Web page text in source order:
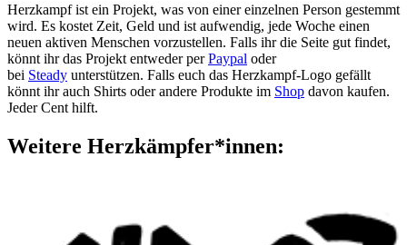
Herzkampf ist ein Projekt, was von einer einzelnen Person gestemmt
wird. Es kostet Zeit, Geld und ist aufwendig, jede Woche einen
neuen aktiven Menschen vorzustellen. Falls ihr die Seite gut findet,
könnt ihr das Projekt entweder perPaypal oder
bei Steady unterstützen. Falls euch das Herzkampf-Logo gefällt
könnt ihr auch Shirts oder andere Produkte im Shop davon kaufen.
Jeder Cent hilft.
Weitere Herzkämpfer*innen: